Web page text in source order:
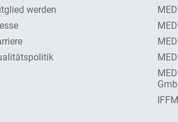
werden